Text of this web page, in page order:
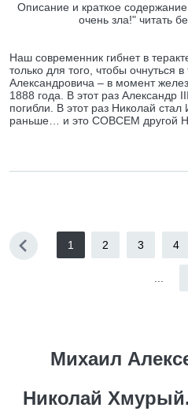
Описание и краткое
очень зла!" читать
Наш современник гибнет в
только для того, чтобы очнуться
Александровича – в момент
1888 года. В этот раз Александр
погибли. В этот раз Николай
раньше… и это СОВСЕМ другой
1 2 3 4
Михаил
Николай